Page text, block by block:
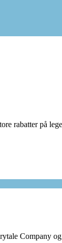
rabatter på
Company